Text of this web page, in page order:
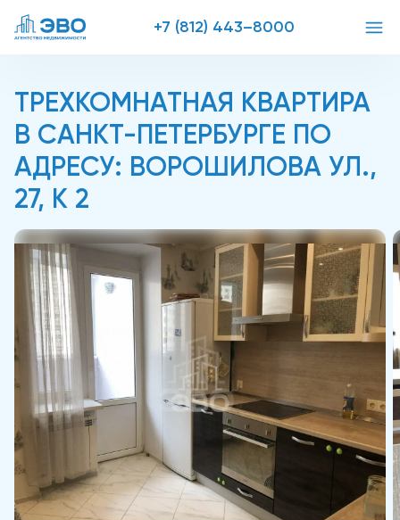
+7 (812) 443–8000
ТРЕХКОМНАТНАЯ КВАРТИРА
В САНКТ-ПЕТЕРБУРГЕ ПО
АДРЕСУ: ВОРОШИЛОВА УЛ.,
27, К 2